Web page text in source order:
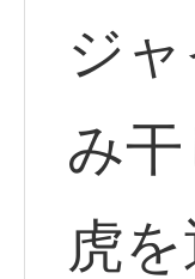
ジ
み干
虎